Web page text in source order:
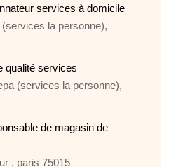
services à domicile
la personne),
qualité services
(services la personne),
de magasin de
, paris 75015